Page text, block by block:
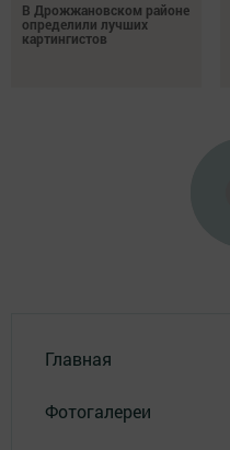
В Дрожжановском районе
определили лучших
картингистов
Главная
Фотогалереи